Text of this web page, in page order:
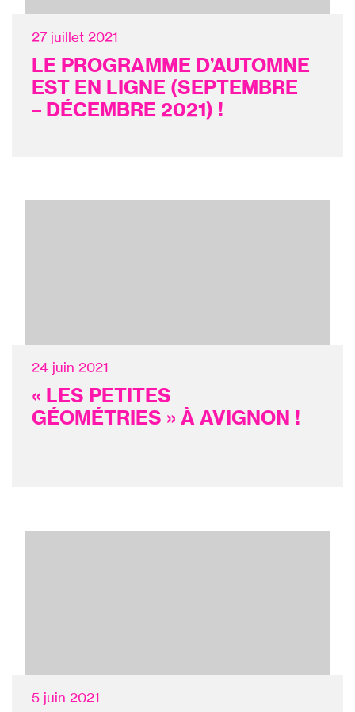
27 juillet 2021
LE PROGRAMME D’AUTOMNE
EST EN LIGNE (SEPTEMBRE
– DÉCEMBRE 2021) !
24 juin 2021
« LES PETITES
GÉOMÉTRIES » À AVIGNON !
5 juin 2021